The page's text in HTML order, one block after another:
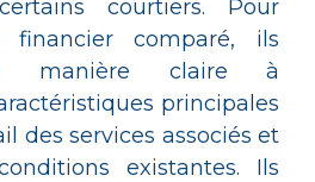
courtiers. Pour
financier comparé, ils
manière claire à
principales
des services associés et
existantes. Ils